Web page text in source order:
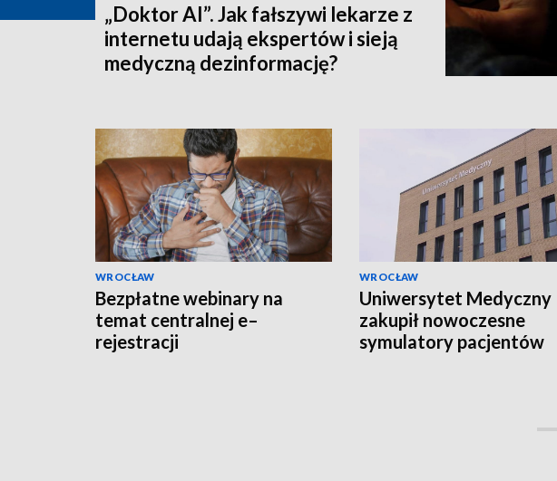
„Doktor AI”. Jak fałszywi lekarze z
internetu udają ekspertów i sieją
medyczną dezinformację?
WROCŁAW
Bezpłatne webinary na
temat centralnej e–
rejestracji
WROCŁAW
Uniwersytet Medyczny
zakupił nowoczesne
symulatory pacjentów